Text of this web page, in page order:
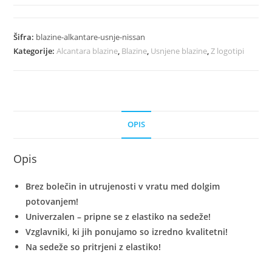
Alkantare
In
Šifra: blazine-alkantare-usnje-nissan
Kategorije:Alcantara blazine, Blazine, Usnjene blazine,Z logotipi
OPIS
Opis
Brez bolečin in utrujenosti v vratu med dolgim
potovanjem!
Univerzalen – pripne se z elastiko na sedeže!
Vzglavniki, ki jih ponujamo so izredno kvalitetni!
Na sedeže so pritrjeni z elastiko!